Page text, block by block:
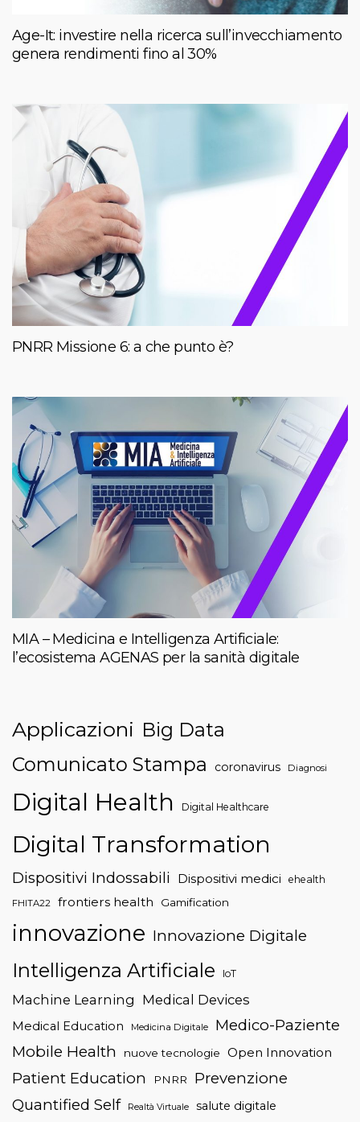
Age-It: investire nella ricerca sull’invecchiamento
genera rendimenti fino al 30%
PNRR Missione 6: a che punto è?
MIA – Medicina e Intelligenza Artificiale:
l’ecosistema AGENAS per la sanità digitale
Applicazioni Big Data
Comunicato Stampa
coronavirus Diagnosi
Digital Health Digital Healthcare
Digital Transformation
Dispositivi Indossabili Dispositivi medici ehealth
FHITA22 frontiers health Gamification
innovazione Innovazione Digitale
Intelligenza Artificiale IoT
Machine Learning Medical Devices
Medical Education Medicina Digitale
Medico-Paziente
Mobile Health
nuove tecnologie Open Innovation
Patient Education PNRR
Prevenzione
Quantified Self
Realtà Virtuale salute digitale